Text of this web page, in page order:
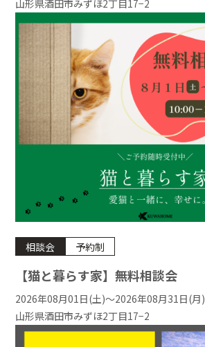
山形県酒田市みずほ2丁目17−2
相談会 予約制
【猫と暮らす家】無料相談会
2026年08月01日(土)〜2026年08月31日(月)
山形県酒田市みずほ2丁目17−2